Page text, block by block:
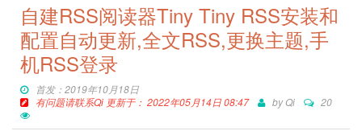
自建RSS阅读器Tiny Tiny RSS安装和
配置自动更新,全文RSS,更换主题,手
机RSS登录
首发：2019年10月18日
有问题请联系Qi 更新于： 2022年05月14日 08:47
byQi 20